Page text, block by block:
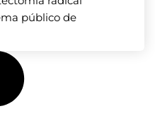
público de